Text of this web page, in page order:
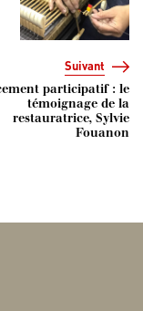
Suivant
participatif : le
témoignage de la
restauratrice, Sylvie
Fouanon